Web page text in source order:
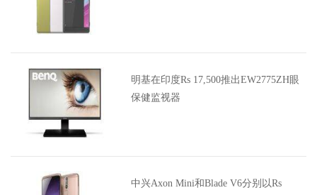
明基在印度Rs 17,500推出EW2775ZH眼
保健监视器
中兴Axon Mini和Blade V6分别以Rs